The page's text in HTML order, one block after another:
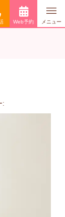
Web予約 メニュー
: